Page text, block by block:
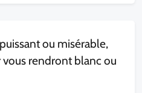
ou misérable,
rendront blanc ou